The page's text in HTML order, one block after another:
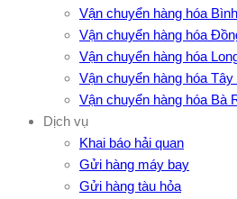
Vận chuyển hàng hóa
Vận chuyển hàng hóa
Vận chuyển hàng hóa
Vận chuyển hàng hóa Tây
Vận chuyển hàng hóa Bà
Dịch vụ
Khai báo hải quan
Gửi hàng máy bay
Gửi hàng tàu hỏa